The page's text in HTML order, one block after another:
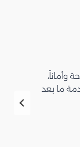
وأماناً،
ما بعد